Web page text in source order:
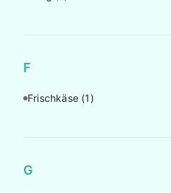
F
Frischkäse (1)
G